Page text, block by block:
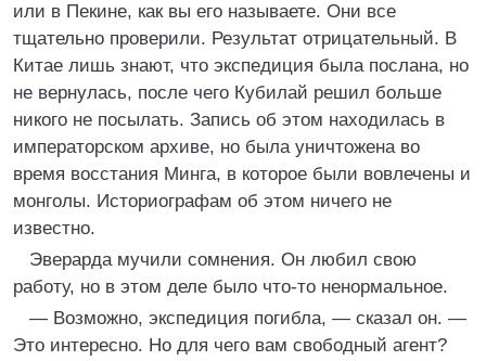
или в Пекине, как вы его называете. Они все
тщательно проверили. Результат отрицательный. В
Китае лишь знают, что экспедиция была послана, но
не вернулась, после чего Кубилай решил больше
никого не посылать. Запись об этом находилась в
императорском архиве, но была уничтожена во
время восстания Минга, в которое были вовлечены и
монголы. Историографам об этом ничего не
известно.
Эверарда мучили сомнения. Он любил свою
работу, но в этом деле было что-то ненормальное.
— Возможно, экспедиция погибла, — сказал он. —
Это интересно. Но для чего вам свободный агент?